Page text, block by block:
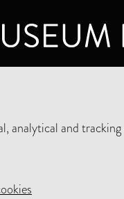
analytical and